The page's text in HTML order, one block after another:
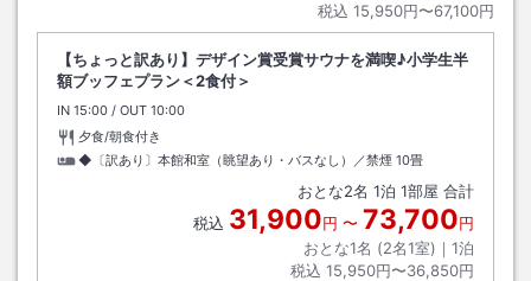
税込 15,950円〜67,100円
【ちょっと訳あり】デザイン賞受賞サウナを満喫♪小学生半
額ブッフェプラン＜2食付＞
IN チェックイン
15:00 / OUT チェックアウト
10:00
夕食/朝食付き
◆〔訳あり〕本館和室（眺望あり・バスなし）／禁煙 10畳
おとな2名 1泊 1部屋 合計
税込 31,900円 〜 73,700円
おとな1名 (2名1室)｜ 1泊
税込 15,950円〜36,850円